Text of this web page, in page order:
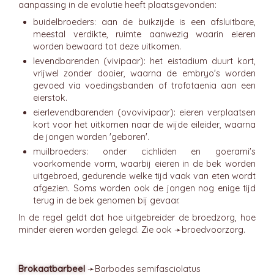
aanpassing in de evolutie heeft plaatsgevonden:
buidelbroeders: aan de buikzijde is een afsluitbare,
meestal verdikte, ruimte aanwezig waarin eieren
worden bewaard tot deze uitkomen.
levendbarenden (vivipaar): het eistadium duurt kort,
vrijwel zonder dooier, waarna de embryo's worden
gevoed via voedingsbanden of trofotaenia aan een
eierstok.
eierlevendbarenden (ovovivipaar): eieren verplaatsen
kort voor het uitkomen naar de wijde eileider, waarna
de jongen worden 'geboren'.
muilbroeders: onder cichliden en goerami's
voorkomende vorm, waarbij eieren in de bek worden
uitgebroed, gedurende welke tijd vaak van eten wordt
afgezien. Soms worden ook de jongen nog enige tijd
terug in de bek genomen bij gevaar.
In de regel geldt dat hoe uitgebreider de broedzorg, hoe
minder eieren worden gelegd. Zie ook ➛broedvoorzorg.
Brokaatbarbeel ➛Barbodes semifasciolatus